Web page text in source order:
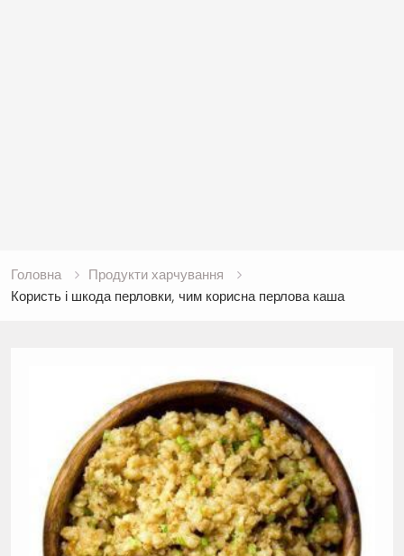
Головна
Продукти харчування
Користь і шкода перловки, чим корисна перлова каша